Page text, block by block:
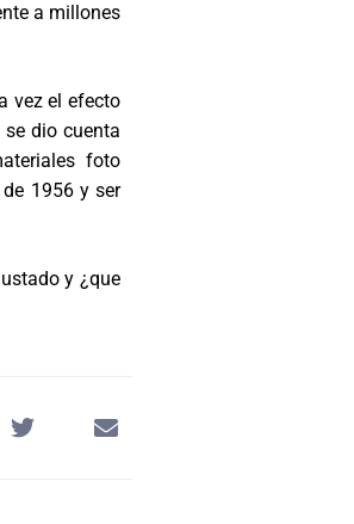
a millones
vez el efecto
dio cuenta
foto
1956 y ser
y ¿que